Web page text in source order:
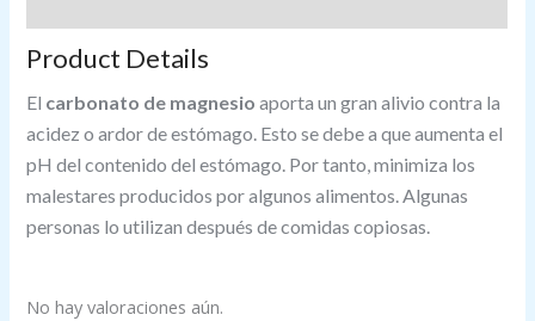
Product Details
El carbonato de magnesio aporta un gran alivio contra la
acidez o ardor de estómago. Esto se debe a que aumenta el
pH del contenido del estómago. Por tanto, minimiza los
malestares producidos por algunos alimentos. Algunas
personas lo utilizan después de comidas copiosas.
No hay valoraciones aún.